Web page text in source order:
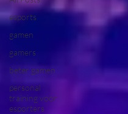
esports
gamen
gamers
beter gamen
personal
training voor
esporters